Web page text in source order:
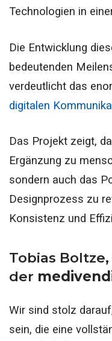
Technologien in
Die Entwicklung
bedeutenden
verdeutlicht das
digitalen
Das Projekt zeigt,
Ergänzung zu
sondern auch das
Designprozess zu
Konsistenz und
Tobias
der
Wir sind stolz
sein, die eine